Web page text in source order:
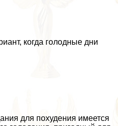
когда голодные дни
для похудения имеется